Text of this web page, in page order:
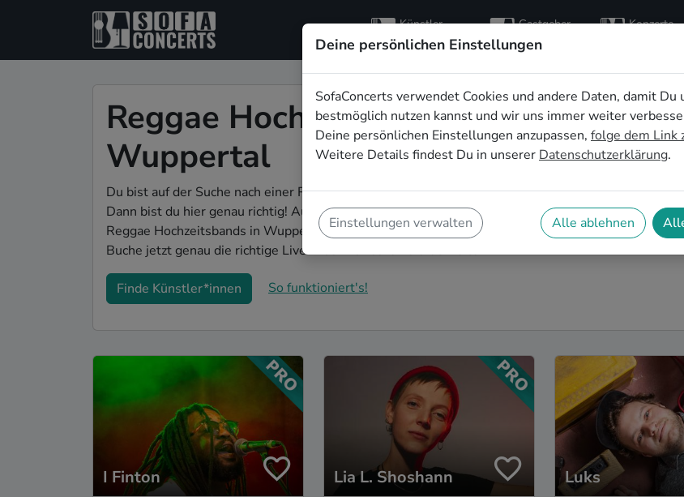
Künstler
entdecken
Gastgeber Konzerte
Reggae Hochzeitsbands buchen in
Wuppertal
Du bist auf der Suche nach einer Reggae Hochzeitsband in Wuppertal für Deinen großen Tag?
Dann bist du hier genau richtig! Auf SofaConcerts findest Du eine Vielzahl an professionellen
Reggae Hochzeitsbands in Wuppertal, die euer Fest zu einem echten Highlight werden lassen.
Buche jetzt genau die richtige Live-Musik für eure Feierlichkeiten!
Finde Künstler*innen So funktioniert's!
I Finton Lia L. Shoshann Luks
Deine persönlichen Einstellungen
SofaConcerts verwendet Cookies und andere Daten, damit Du
bestmöglich nutzen kannst und wir uns immer weiter
Deine persönlichen Einstellungen anzupassen, folge dem Link
Weitere Details findest Du in unserer Datenschutzerklärung.
Einstellungen verwalten Alle ablehnen